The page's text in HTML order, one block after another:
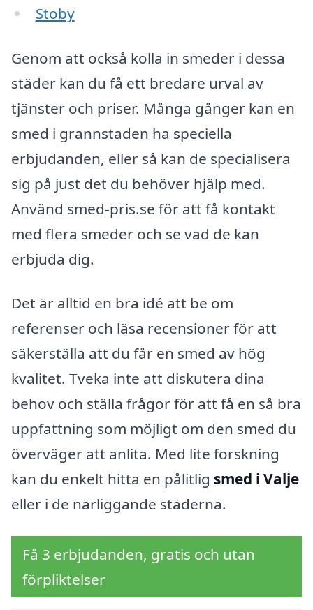
Stoby
Genom att också kolla in smeder i dessa
städer kan du få ett bredare urval av
tjänster och priser. Många gånger kan en
smed i grannstaden ha speciella
erbjudanden, eller så kan de specialisera
sig på just det du behöver hjälp med.
Använd smed-pris.se för att få kontakt
med flera smeder och se vad de kan
erbjuda dig.
Det är alltid en bra idé att be om
referenser och läsa recensioner för att
säkerställa att du får en smed av hög
kvalitet. Tveka inte att diskutera dina
behov och ställa frågor för att få en så bra
uppfattning som möjligt om den smed du
överväger att anlita. Med lite forskning
kan du enkelt hitta en pålitlig smed i Valje
eller i de närliggande städerna.
Få 3 erbjudanden, gratis och utan
förpliktelser